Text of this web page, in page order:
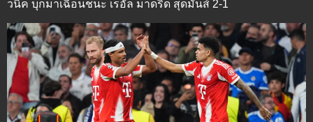
วนิค บุกมาเฉือนชนะ เรอัล มาดริด สุดมันส์ 2-1